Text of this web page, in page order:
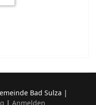
Bad Sulza |